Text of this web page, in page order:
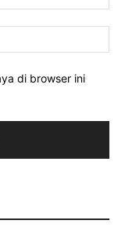
di browser ini